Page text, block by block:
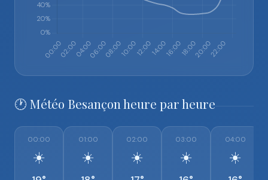
🕐 Météo Besançon heure par heure
00:00
☀️
01:00
☀️
02:00
☀️
03:00
☀️
04:00
☀️